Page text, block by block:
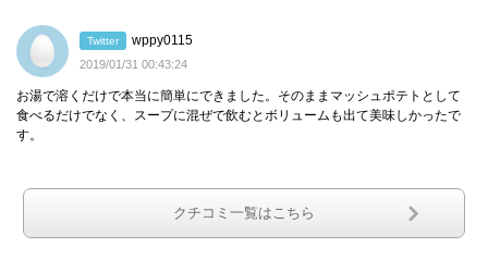
Twitter wppy0115
2019/01/31 00:43:24
お湯で溶くだけで本当に簡単にできました。そのままマッシュポテトとして
食べるだけでなく、スープに混ぜで飲むとボリュームも出て美味しかったで
す。
クチコミ一覧はこちら